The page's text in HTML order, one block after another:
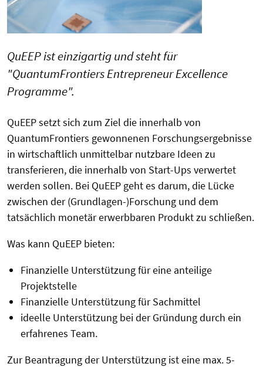
QuEEP ist einzigartig und steht für
"QuantumFrontiers Entrepreneur Excellence
Programme".
QuEEP setzt sich zum Ziel die innerhalb von
QuantumFrontiers gewonnenen Forschungsergebnisse
in wirtschaftlich unmittelbar nutzbare Ideen zu
transferieren, die innerhalb von Start-Ups verwertet
werden sollen. Bei QuEEP geht es darum, die Lücke
zwischen der (Grundlagen-)Forschung und dem
tatsächlich monetär erwerbbaren Produkt zu schließen.
Was kann QuEEP bieten:
Finanzielle Unterstützung für eine anteilige
Projektstelle
Finanzielle Unterstützung für Sachmittel
ideelle Unterstützung bei der Gründung durch ein
erfahrenes Team.
Zur Beantragung der Unterstützung ist eine max. 5-